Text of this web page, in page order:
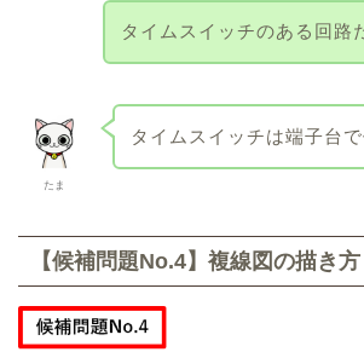
タイムスイッチのある回路
たま
タイムスイッチは端子台で
【候補問題No.4】複線図の描き方